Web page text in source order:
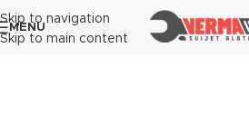
Skip to navigation
Skip to main content
MENU